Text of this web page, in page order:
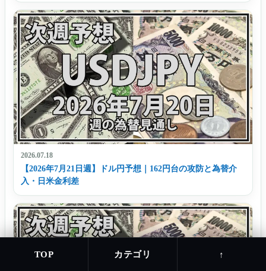
TOP カテゴリ ↑
2026.07.18
【2026年7月21日週】ドル円予想｜162円台の攻防と為替介
入・日米金利差